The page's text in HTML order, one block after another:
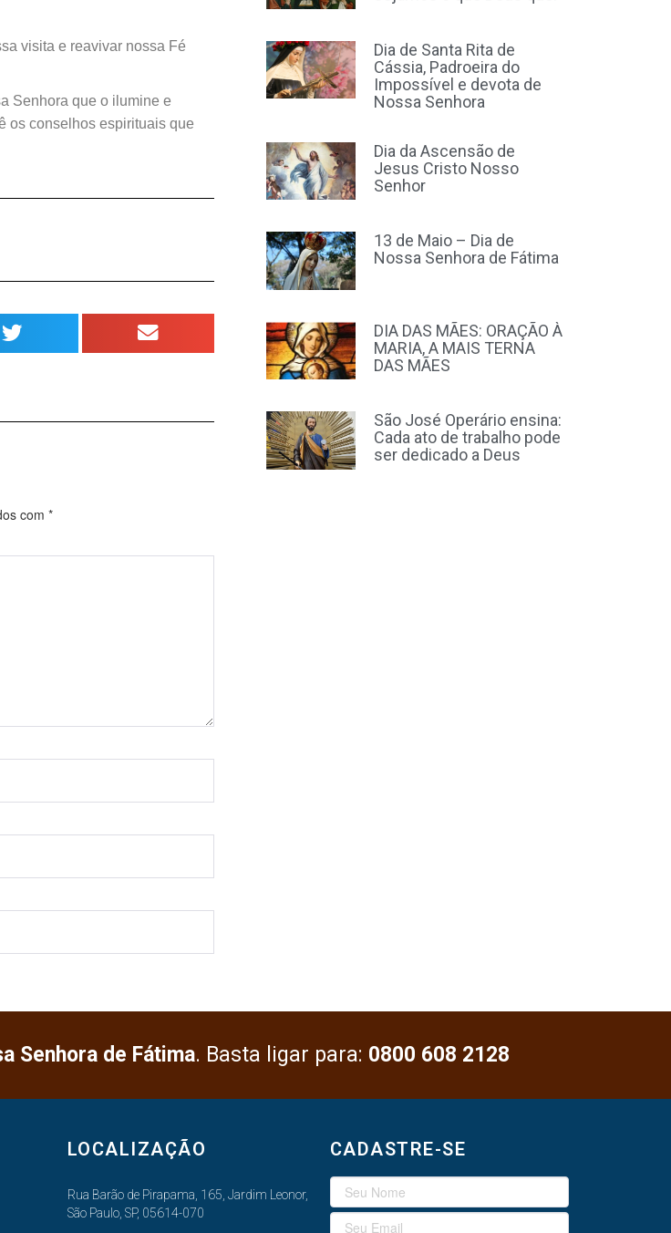
visita e reavivar nossa Fé
Senhora que o ilumine e
os conselhos espirituais que
com *
Dia de Santa Rita de
Cássia, Padroeira do
Impossível e devota de
Nossa Senhora
Dia da Ascensão de
Jesus Cristo Nosso
Senhor
13 de Maio – Dia de
Nossa Senhora de Fátima
DIA DAS MÃES: ORAÇÃO À
MARIA, A MAIS TERNA
DAS MÃES
São José Operário ensina:
Cada ato de trabalho pode
ser dedicado a Deus
Senhora de Fátima. Basta ligar para: 0800 608 2128
LOCALIZAÇÃO
Rua Barão de Pirapama, 165, Jardim Leonor,
São Paulo, SP, 05614-070
CADASTRE-SE